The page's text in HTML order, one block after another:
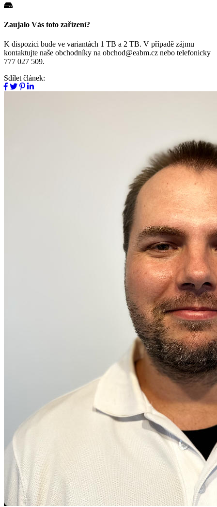
Zaujalo Vás toto zařízení?
K dispozici bude ve variantách 1 TB a 2 TB. V případě zájmu
kontaktujte naše obchodníky na obchod@eabm.cz nebo telefonicky
777 027 509.
Sdílet článek: